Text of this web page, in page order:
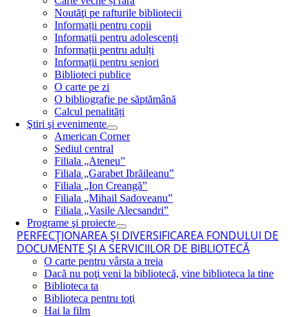
Noutăţi pe rafturile bibliotecii
Informații pentru copii
Informații pentru adolescenți
Informații pentru adulți
Informații pentru seniori
Biblioteci publice
O carte pe zi
O bibliografie pe săptămână
Calcul penalități
Ştiri şi evenimente
American Corner
Sediul central
Filiala „Ateneu”
Filiala „Garabet Ibrăileanu”
Filiala „Ion Creangă”
Filiala „Mihail Sadoveanu”
Filiala „Vasile Alecsandri”
Programe şi proiecte
PERFECŢIONAREA ŞI DIVERSIFICAREA FONDULUI DE
DOCUMENTE ŞI A SERVICIILOR DE BIBLIOTECĂ
O carte pentru vârsta a treia
Dacă nu poţi veni la bibliotecă, vine biblioteca la tine
Biblioteca ta
Biblioteca pentru toţi
Hai la film